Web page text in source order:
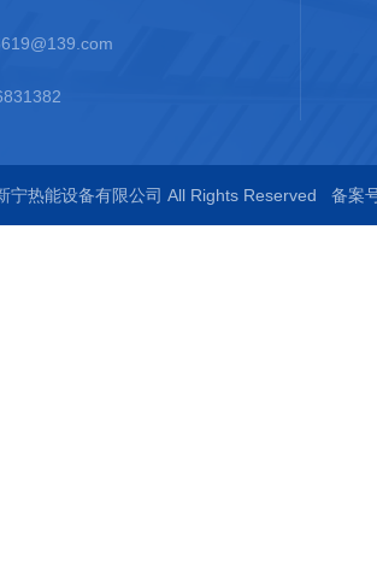
宁热能设备有限公司 All Rights Reserved 备案